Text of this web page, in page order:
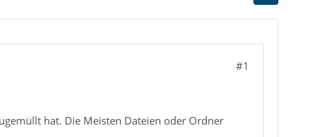
#1
hat. Die Meisten Dateien oder Ordner